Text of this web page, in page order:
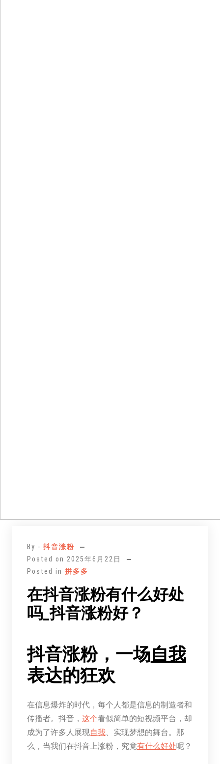
By - 抖音涨粉
Posted on 2025年6月22日
Posted in 拼多多
在抖音涨粉有什么好处
吗_抖音涨粉好？
抖音涨粉，一场自我
表达的狂欢
在信息爆炸的时代，每个人都是信息的制造者和
传播者。抖音， 这个看似简单的短视频平台，却
成为了许多人展现自我、实现梦想的舞台。那
么，当我们在抖音上涨粉，究竟有什么好处呢？